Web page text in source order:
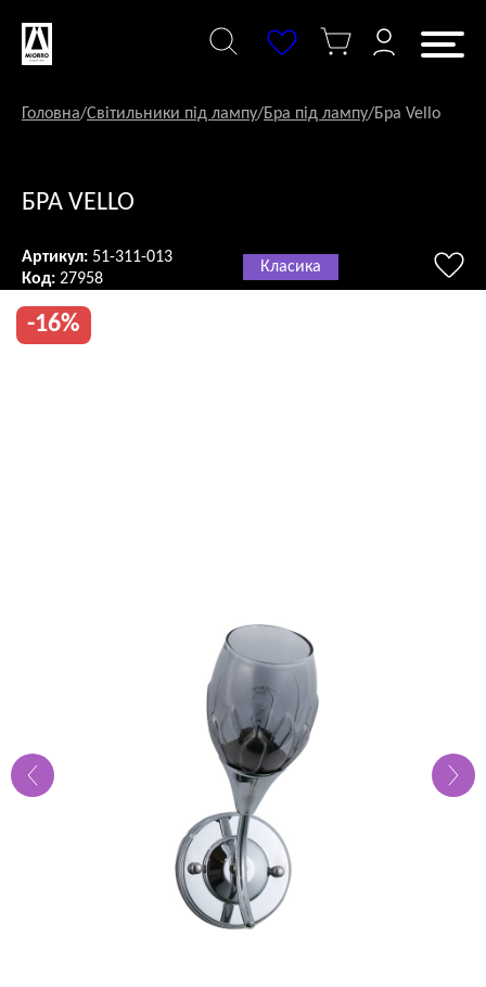
змісту
Головна/Світильники під лампу/Бра під лампу/Бра Vello
БРА VELLO
Артикул: 51-311-013
Код: 27958
Класика
-16%